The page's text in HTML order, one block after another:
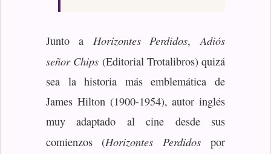
Junto a Horizontes Perdidos,Adiós
señor Chips(Editorial Trotalibros) quizá
sea la historia más emblemática de
James Hilton (1900-1954), autor inglés
muy adaptado al cine desde sus
comienzos (Horizontes Perdidospor